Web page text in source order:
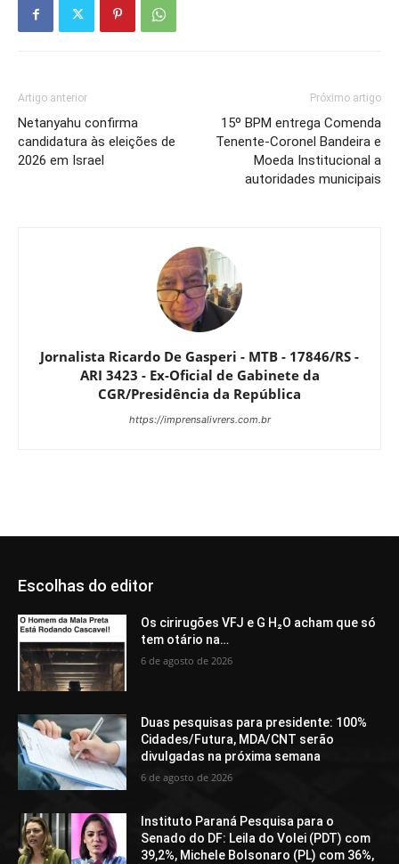
Artigo anterior
Netanyahu confirma
candidatura às eleições de
2026 em Israel
Próximo artigo
15º BPM entrega Comenda
Tenente-Coronel Bandeira e
Moeda Institucional a
autoridades municipais
Jornalista Ricardo De Gasperi - MTB - 17846/RS -
ARI 3423 - Ex-Oficial de Gabinete da
CGR/Presidência da República
https://imprensalivrers.com.br
Escolhas do editor
Os cirirugões VFJ e G H₂O acham que só
tem otário na…
6 de agosto de 2026
Duas pesquisas para presidente: 100%
Cidades/Futura, MDA/CNT serão
divulgadas na próxima semana
6 de agosto de 2026
Instituto Paraná Pesquisa para o
Senado do DF: Leila do Volei (PDT) com
39,2%, Michele Bolsonaro (PL) com 36%,